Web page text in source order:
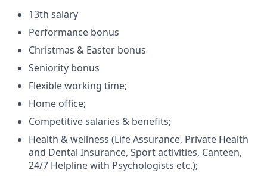
13th salary
Performance bonus
Christmas & Easter bonus
Seniority bonus
Flexible working time;
Home office;
Competitive salaries & benefits;
Health & wellness (Life Assurance, Private Health
and Dental Insurance, Sport activities, Canteen,
24/7 Helpline with Psychologists etc.);